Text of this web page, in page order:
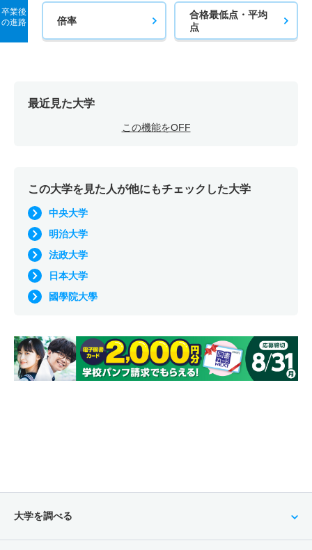
卒業後
の進路
倍率
合格最低点・平均
点
最近見た大学
この機能をOFF
この大学を見た人が他にもチェックした大学
中央大学
明治大学
法政大学
日本大学
國學院大學
大学を調べる